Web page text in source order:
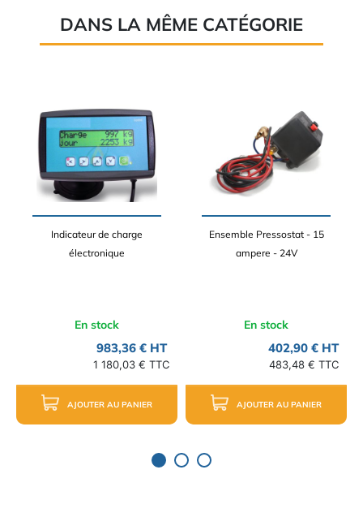
DANS LA MÊME CATÉGORIE
Indicateur de charge
électronique
En stock
983,36 € HT
1 180,03 € TTC
AJOUTER AU PANIER
Ensemble Pressostat - 15
ampere - 24V
En stock
402,90 € HT
483,48 € TTC
AJOUTER AU PANIER